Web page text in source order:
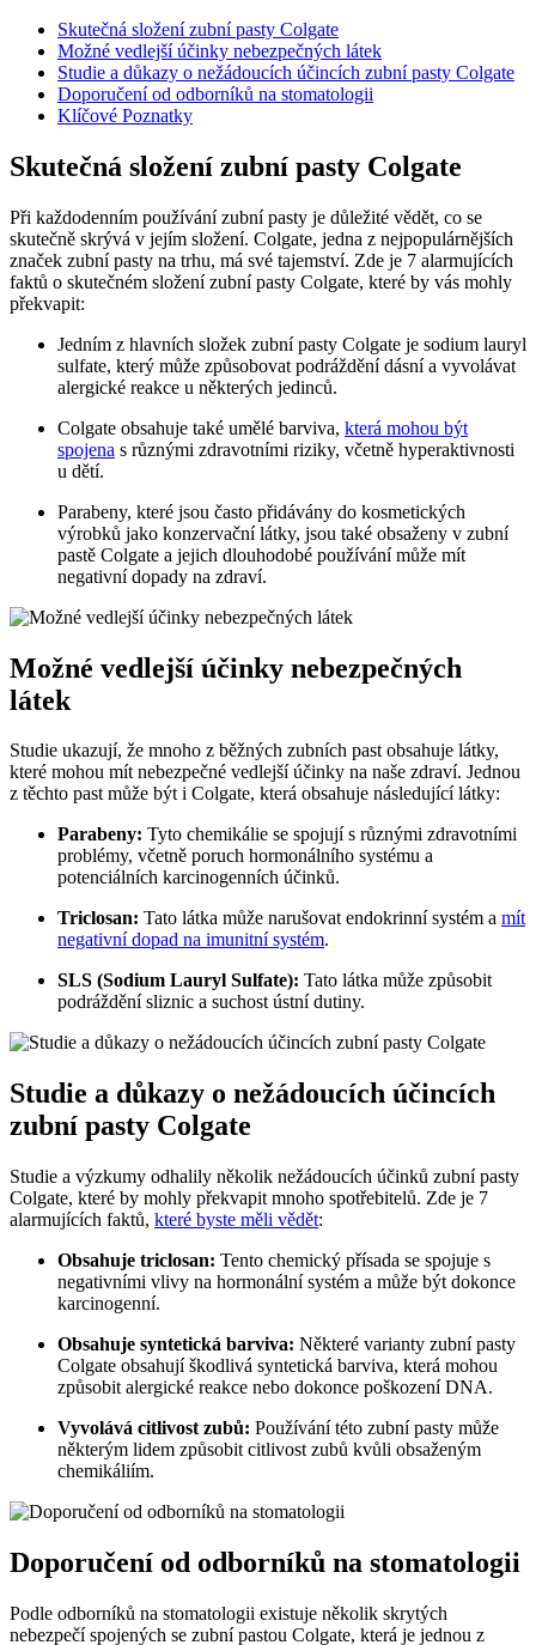
Skutečná složení zubní pasty Colgate
Možné vedlejší účinky nebezpečných látek
Studie a důkazy o nežádoucích účincích zubní pasty Colgate
Doporučení od odborníků na stomatologii
Klíčové Poznatky
Skutečná složení zubní pasty Colgate
Při každodenním používání zubní pasty je důležité vědět, co se
skutečně skrývá v jejím složení. Colgate, jedna z nejpopulárnějších
značek zubní pasty na trhu, má své tajemství. Zde je 7 alarmujících
faktů o skutečném složení zubní pasty Colgate, které by vás mohly
překvapit:
Jedním z hlavních složek zubní pasty Colgate je sodium lauryl
sulfate, který může způsobovat podráždění dásní a vyvolávat
alergické reakce u některých jedinců.
Colgate obsahuje také umělé barviva, která mohou být
spojena s různými zdravotními riziky, včetně hyperaktivnosti
u dětí.
Parabeny, které jsou často přidávány do kosmetických
výrobků jako konzervační látky, jsou také obsaženy v zubní
pastě Colgate a jejich dlouhodobé používání může mít
negativní dopady na zdraví.
Možné vedlejší účinky nebezpečných
látek
Studie ukazují, že mnoho z běžných zubních past obsahuje látky,
které mohou mít nebezpečné vedlejší účinky na naše zdraví. Jednou
z těchto past může být i Colgate, která obsahuje následující látky:
Parabeny: Tyto chemikálie se spojují s různými zdravotními
problémy, včetně poruch hormonálního systému a
potenciálních karcinogenních účinků.
Triclosan: Tato látka může narušovat endokrinní systém a mít
negativní dopad na imunitní systém.
SLS (Sodium Lauryl Sulfate): Tato látka může způsobit
podráždění sliznic a suchost ústní dutiny.
Studie a důkazy o nežádoucích účincích
zubní pasty Colgate
Studie a výzkumy odhalily několik nežádoucích účinků zubní pasty
Colgate, které by mohly překvapit mnoho spotřebitelů. Zde je 7
alarmujících faktů, které byste měli vědět:
Obsahuje triclosan: Tento chemický přísada se spojuje s
negativními vlivy na hormonální systém a může být dokonce
karcinogenní.
Obsahuje syntetická barviva: Některé varianty zubní pasty
Colgate obsahují škodlivá syntetická barviva, která mohou
způsobit alergické reakce nebo dokonce poškození DNA.
Vyvolává citlivost zubů: Používání této zubní pasty může
některým lidem způsobit citlivost zubů kvůli obsaženým
chemikáliím.
Doporučení od odborníků na stomatologii
Podle odborníků na stomatologii existuje několik skrytých
nebezpečí spojených se zubní pastou Colgate, která je jednou z